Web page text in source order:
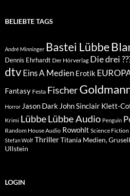
BELIEBTE TAGS
André Minninger Bastei Lübbe
Dennis Ehrhardt Der Hörverlag Die drei
dtvEins A Medien Erotik
Fantasy Festa Fischer
Horror Jason Dark John Sinclair Klett-
Krimi LübbeLübbe Audio Penguin
Random House Audio Rowohlt Science Fiction
Stefan Wolf ThrillerTitania Medien,
Ullstein
LOGIN